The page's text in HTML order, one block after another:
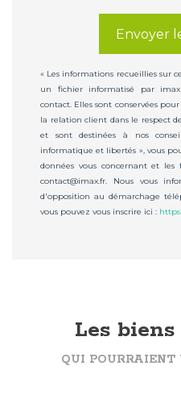
Envoyer
« Les informations recueillies sur
un fichier informatisé par
contact. Elles sont conservées
la relation client dans le respect
et sont destinées à nos
informatique et libertés », vous
données vous concernant et
contact@imax.fr. Nous vous
d'opposition au démarchage
vous pouvez vous inscrire ici :
Les
QUI POURRAIENT